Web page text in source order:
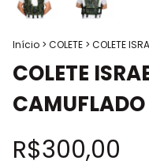
Início > COLETE > COLETE
COLETE
CAMUFLADO
R$300,00